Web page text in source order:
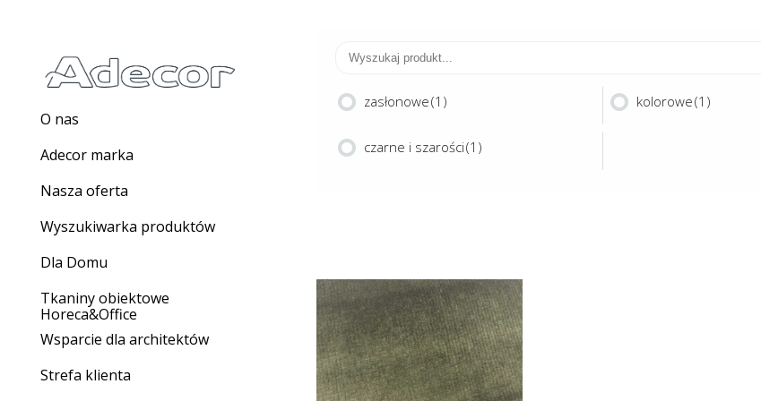
O nas
Adecor marka
Nasza oferta
Wyszukiwarka produktów
Dla Domu
Tkaniny obiektowe
Horeca&Office
Wsparcie dla architektów
Strefa klienta
zasłonowe(1) kolorowe(1)
czarne i szarości(1)
SPECTRUM
Ten
produkt
ma
wiele
wariantów.
Opcje